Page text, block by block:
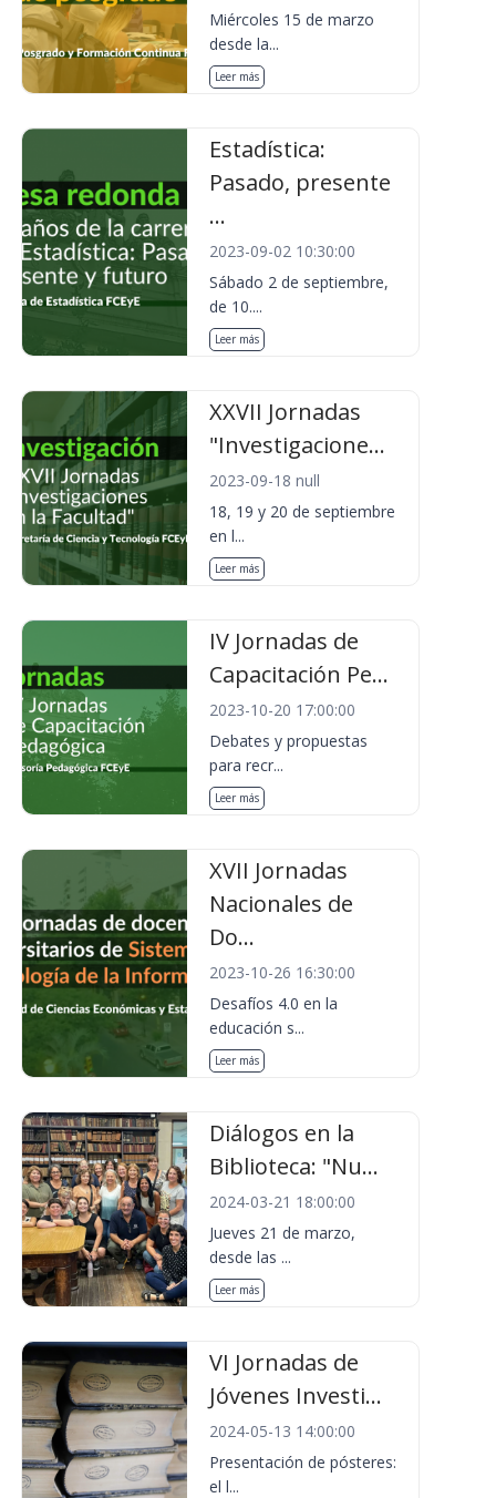
Miércoles 15 de marzo
desde la...
Leer más
Estadística:
Pasado, presente
...
2023-09-02 10:30:00
Sábado 2 de septiembre,
de 10....
Leer más
XXVII Jornadas
"Investigacione...
2023-09-18 null
18, 19 y 20 de septiembre
en l...
Leer más
IV Jornadas de
Capacitación Pe...
2023-10-20 17:00:00
Debates y propuestas
para recr...
Leer más
XVII Jornadas
Nacionales de
Do...
2023-10-26 16:30:00
Desafíos 4.0 en la
educación s...
Leer más
Diálogos en la
Biblioteca: "Nu...
2024-03-21 18:00:00
Jueves 21 de marzo,
desde las ...
Leer más
VI Jornadas de
Jóvenes Investi...
2024-05-13 14:00:00
Presentación de pósteres:
el l...